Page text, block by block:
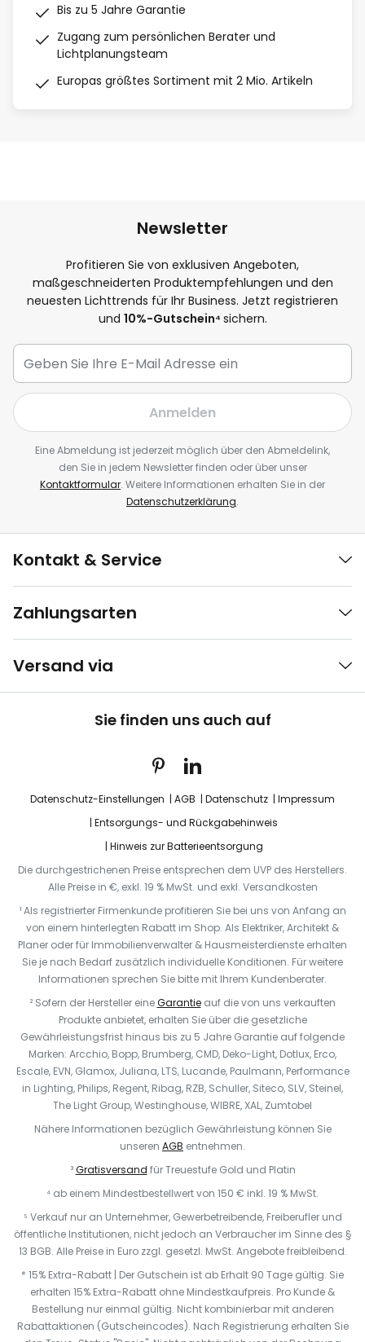
Bis zu 5 Jahre Garantie
Zugang zum persönlichen Berater und
Lichtplanungsteam
Europas größtes Sortiment mit 2 Mio. Artikeln
Newsletter
Profitieren Sie von exklusiven Angeboten,
maßgeschneiderten Produktempfehlungen und den
neuesten Lichttrends für Ihr Business. Jetzt registrieren
und 10%-Gutschein⁴ sichern.
Anmelden
Eine Abmeldung ist jederzeit möglich über den Abmeldelink,
den Sie in jedem Newsletter finden oder über unser
Kontaktformular. Weitere Informationen erhalten Sie in der
Datenschutzerklärung.
Kontakt & Service
Zahlungsarten
Versand via
Sie finden uns auch auf
Datenschutz-Einstellungen AGB Datenschutz
Impressum
Entsorgungs- und Rückgabehinweis
Hinweis zur Batterieentsorgung
Die durchgestrichenen Preise entsprechen dem UVP des Herstellers.
Alle Preise in €, exkl. 19 % MwSt. und exkl. Versandkosten
¹ Als registrierter Firmenkunde profitieren Sie bei uns von Anfang an
von einem hinterlegten Rabatt im Shop. Als Elektriker, Architekt &
Planer oder für Immobilienverwalter & Hausmeisterdienste erhalten
Sie je nach Bedarf zusätzlich individuelle Konditionen. Für weitere
Informationen sprechen Sie bitte mit Ihrem Kundenberater.
² Sofern der Hersteller eineGarantieauf die von uns verkauften
Produkte anbietet, erhalten Sie über die gesetzliche
Gewährleistungsfrist hinaus bis zu 5 Jahre Garantie auf folgende
Marken: Arcchio, Bopp, Brumberg, CMD, Deko-Light, Dotlux, Erco,
Escale, EVN, Glamox, Juliana, LTS, Lucande, Paulmann, Performance
in Lighting, Philips, Regent, Ribag, RZB, Schuller, Siteco, SLV, Steinel,
The Light Group, Westinghouse, WIBRE, XAL, Zumtobel
Nähere Informationen bezüglich Gewährleistung können Sie
unseren AGB entnehmen.
³Gratisversand für Treuestufe Gold und Platin
⁴ ab einem Mindestbestellwert von 150 € inkl. 19 % MwSt.
⁵ Verkauf nur an Unternehmer, Gewerbetreibende, Freiberufler und
öffentliche Institutionen, nicht jedoch an Verbraucher im Sinne des §
13 BGB. Alle Preise in Euro zzgl. gesetzl. MwSt. Angebote freibleibend.
* 15% Extra-Rabatt | Der Gutschein ist ab Erhalt 90 Tage gültig. Sie
erhalten 15% Extra-Rabatt ohne Mindestkaufpreis. Pro Kunde &
Bestellung nur einmal gültig. Nicht kombinierbar mit anderen
Rabattaktionen (Gutscheincodes). Nach Registrierung erhalten Sie